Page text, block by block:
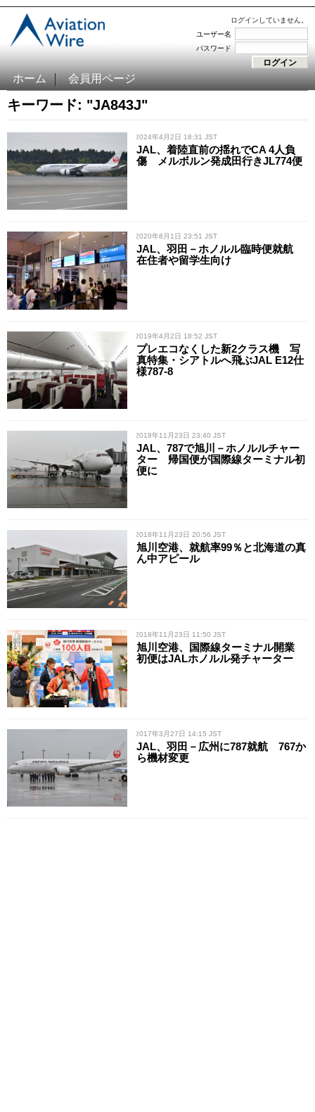
ログインしていません。
ユーザー名
パスワード
ホーム 会員用ページ
キーワード: "JA843J"
/ 2024年4月2日 18:31 JST
JAL、着陸直前の揺れでCA 4人負
傷 メルボルン発成田行きJL774便
/ 2020年8月1日 23:51 JST
JAL、羽田－ホノルル臨時便就航
在住者や留学生向け
/ 2019年4月2日 18:52 JST
プレエコなくした新2クラス機 写
真特集・シアトルへ飛ぶJAL E12仕
様787-8
/ 2018年11月23日 23:40 JST
JAL、787で旭川－ホノルルチャー
ター 帰国便が国際線ターミナル初
便に
/ 2018年11月23日 20:56 JST
旭川空港、就航率99％と北海道の真
ん中アピール
/ 2018年11月23日 11:50 JST
旭川空港、国際線ターミナル開業
初便はJALホノルル発チャーター
/ 2017年3月27日 14:15 JST
JAL、羽田－広州に787就航 767か
ら機材変更